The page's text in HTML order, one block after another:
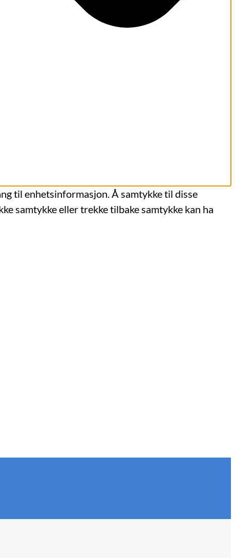
til enhetsinformasjon. Å samtykke til disse
samtykke eller trekke tilbake samtykke kan ha